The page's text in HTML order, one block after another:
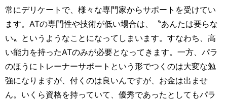
常にデリケートで、様々な専門家からサポートを受けてい
ます。ATの専門性や技術が低い場合は、〝あんたは要らな
い〟というようなことになってしまいます。すなわち、高
い能力を持ったATのみが必要となってきます。一方、パラ
のほうにトレーナーサポートという形でつくのは大変な勉
強になりますが、付くのは良いんですが、お金は出ませ
ん。いくら資格を持っていて、優秀であったとしてもパラ